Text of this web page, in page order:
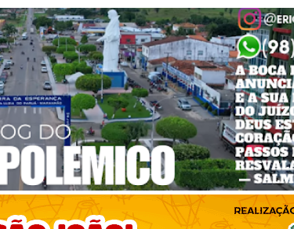
Pular para o conteúdo principal